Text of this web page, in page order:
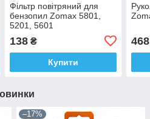
Фільтр повітряний для
бензопил Zomax 5801,
5201, 5601
138₴
Купити
468
–17%